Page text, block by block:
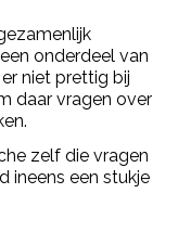
onderdeel van
niet prettig bij
daar vragen over
zelf die vragen
ineens een stukje